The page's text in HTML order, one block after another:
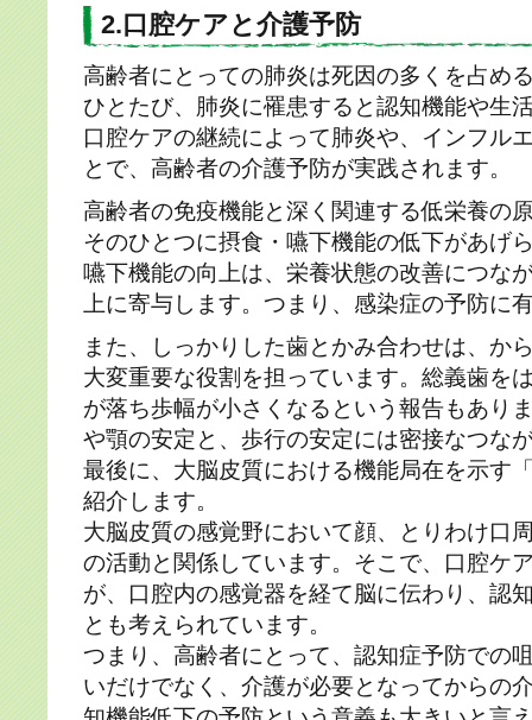
2.口腔ケアと介護予防
高齢者にとっての肺炎は死因の多くを占め
ひとたび、肺炎に罹患すると認知機能や生
口腔ケアの継続によって肺炎や、インフル
とで、高齢者の介護予防が実践されます。
高齢者の免疫機能と深く関連する低栄養の
そのひとつに摂食・嚥下機能の低下があげ
嚥下機能の向上は、栄養状態の改善につな
上に寄与します。つまり、感染症の予防に
また、しっかりした歯とかみ合わせは、か
大変重要な役割を担っています。総義歯を
が落ち歩幅が小さくなるという報告もあり
や顎の安定と、歩行の安定には密接なつな
最後に、大脳皮質における機能局在を示す
紹介します。
大脳皮質の感覚野において顔、とりわけ口
の活動と関係しています。そこで、口腔ケ
が、口腔内の感覚器を経て脳に伝わり、認
とも考えられています。
つまり、高齢者にとって、認知症予防での
いだけでなく、介護が必要となってからの